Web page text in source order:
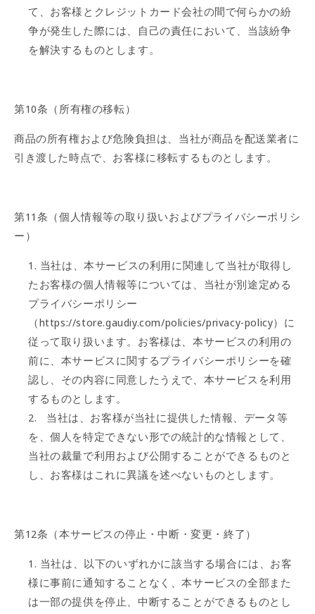
て、お客様とクレジットカード会社の間で何らかの紛
争が発生した際には、自己の責任において、当該紛争
を解決するものとします。
第10条（所有権の移転）
商品の所有権および危険負担は、当社が商品を配送業者に
引き渡した時点で、お客様に移転するものとします。
第11条（個人情報等の取り扱いおよびプライバシーポリシ
ー）
当社は、本サービスの利用に関連して当社が取得し
たお客様の個人情報等については、当社が別途定める
プライバシーポリシー
（https://store.gaudiy.com/policies/privacy-policy）に
従って取り扱います。お客様は、本サービスの利用の
前に、本サービスに関するプライバシーポリシーを確
認し、その内容に同意したうえで、本サービスを利用
するものとします。
当社は、お客様が当社に提供した情報、データ等
を、個人を特定できない形での統計的な情報として、
当社の裁量で利用および公開することができるものと
し、お客様はこれに異議を述べないものとします。
第12条（本サービスの停止・中断・変更・終了）
当社は、以下のいずれかに該当する場合には、お客
様に事前に通知することなく、本サービスの全部また
は一部の提供を停止、中断することができるものとし